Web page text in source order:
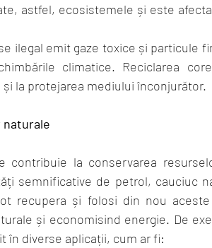
astfel, ecosistemele și este
ilegal emit gaze toxice și particule
climatice. Reciclarea
la protejarea mediului înconjurător.
naturale
contribuie la conservarea
semnificative de petrol, cauciuc
recupera și folosi din nou
și economisind energie. De
în diverse aplicații, cum ar fi: